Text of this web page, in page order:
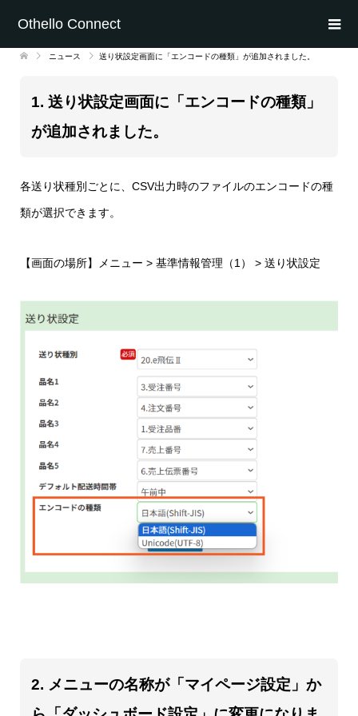
Othello Connect
ニュース 送り状設定画面に「エンコードの種類」が追加されました。
1. 送り状設定画面に「エンコードの種類」
が追加されました。
各送り状種別ごとに、CSV出力時のファイルのエンコードの種
類が選択できます。
【画面の場所】メニュー > 基準情報管理（1） > 送り状設定
2. メニューの名称が「マイページ設定」か